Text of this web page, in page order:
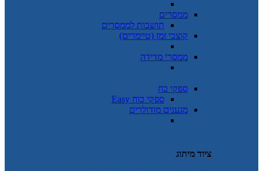
ממסרים
תושבות לממסרים
קוצבי זמן (טיימרים)
ממסרי מדידה
ספקי כח
ספקי כוח Easy
מגענים מודולרים
ציוד מיתוג